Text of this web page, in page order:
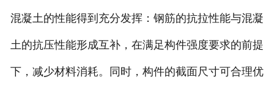
混凝土的性能得到充分发挥：钢筋的抗拉性能与混凝
土的抗压性能形成互补，在满足构件强度要求的前提
下，减少材料消耗。同时，构件的截面尺寸可合理优